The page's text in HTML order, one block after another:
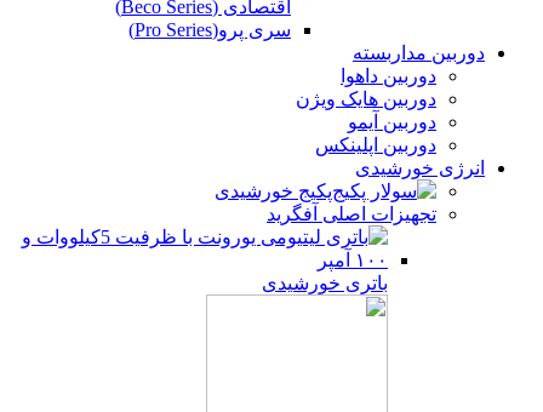
اقتصادی (Beco Series)
سری پرو(Pro Series)
دوربین مداربسته
دوربین داهوا
دوربین هایک ویژن
دوربین آیمو
دوربین اپلینکس
انرژی خورشیدی
پکیج خورشیدی
تجهیزات اصلی آفگرید
باتری خورشیدی